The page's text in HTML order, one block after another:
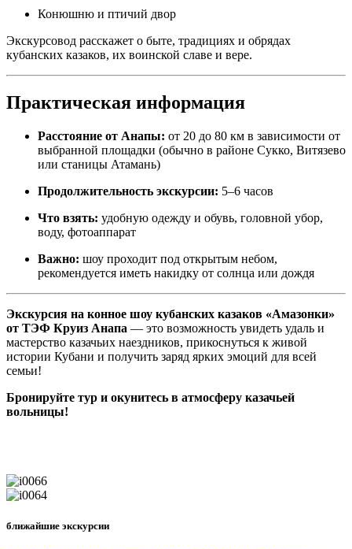
Конюшню и птичий двор
Экскурсовод расскажет о быте, традициях и обрядах
кубанских казаков, их воинской славе и вере.
Практическая информация
Расстояние от Анапы: от 20 до 80 км в зависимости от
выбранной площадки (обычно в районе Сукко, Витязево
или станицы Атамань)
Продолжительность экскурсии: 5–6 часов
Что взять: удобную одежду и обувь, головной убор,
воду, фотоаппарат
Важно: шоу проходит под открытым небом,
рекомендуется иметь накидку от солнца или дождя
Экскурсия на конное шоу кубанских казаков «Амазонки»
от ТЭФ Круиз Анапа — это возможность увидеть удаль и
мастерство казачьих наездников, прикоснуться к живой
истории Кубани и получить заряд ярких эмоций для всей
семьи!
Бронируйте тур и окунитесь в атмосферу казачьей
вольницы!
ближайшие экскурсии